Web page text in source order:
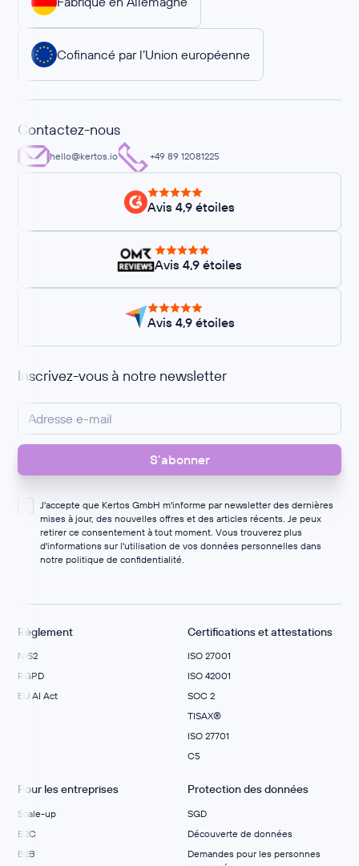
Cofinancé par l’Union européenne
Contactez-nous
hello@kertos.io +49 89 12081225
Avis 4,9 étoiles
Avis 4,9 étoiles
Avis 4,9 étoiles
Inscrivez-vous à notre newsletter
J'accepte que Kertos GmbH m'informe par newsletter des dernières
mises à jour, des nouvelles offres et des articles récents. Je peux
retirer ce consentement à tout moment. Vous trouverez plus
d'informations sur l'utilisation de vos données personnelles dans
notre politique de confidentialité
Règlement
NIS2
RGPD
EU AI Act
Certifications et attestations
ISO 27001
ISO 42001
SOC 2
TISAX®
ISO 27701
C5
Pour les entreprises
Scale-up
B2C
B2B
Protection des données
SGD
Découverte de données
Demandes pour les personnes